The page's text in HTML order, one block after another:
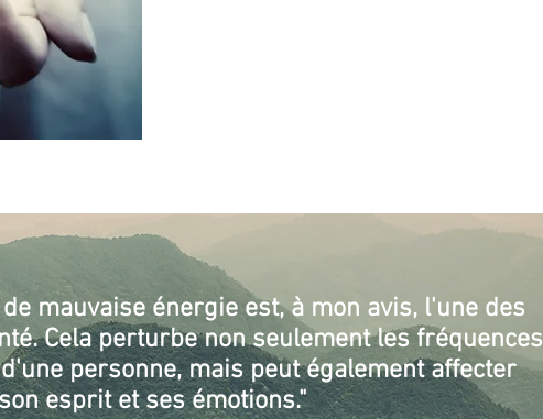
mauvaise énergie est, à mon avis, l'une des
Cela perturbe non seulement les fréquences
personne, mais peut également affecter
esprit et ses émotions."